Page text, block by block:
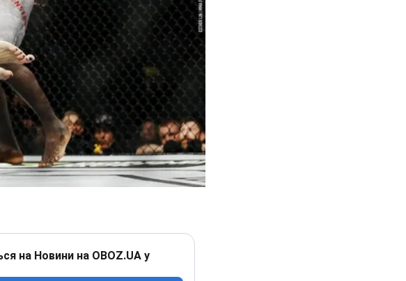
на Новини на OBOZ.UA у